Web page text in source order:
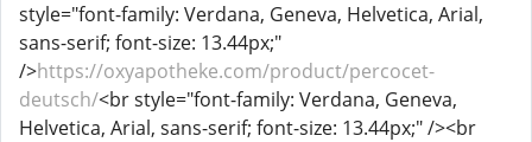
style="font-family: Verdana, Geneva, Helvetica, Arial,
sans-serif; font-size: 13.44px;"
/>https://oxyapotheke.com/product/percocet-
deutsch/<br style="font-family: Verdana, Geneva,
Helvetica, Arial, sans-serif; font-size: 13.44px;" /><br